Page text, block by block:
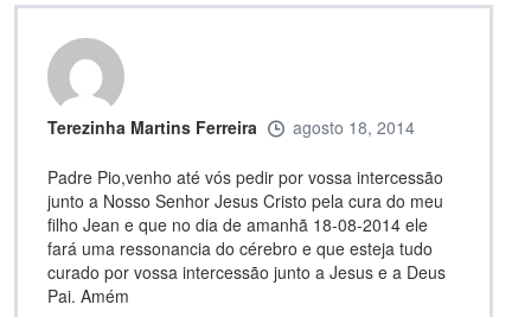
Terezinha Martins Ferreira agosto 18, 2014
Padre Pio,venho até vós pedir por vossa intercessão
junto a Nosso Senhor Jesus Cristo pela cura do meu
filho Jean e que no dia de amanhã 18-08-2014 ele
fará uma ressonancia do cérebro e que esteja tudo
curado por vossa intercessão junto a Jesus e a Deus
Pai. Amém